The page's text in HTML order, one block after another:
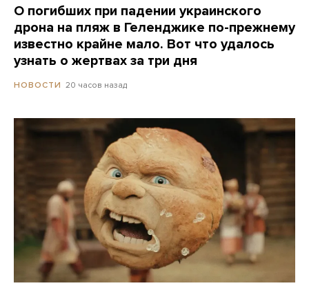
О погибших при падении украинского
дрона на пляж в Геленджике по-прежнему
известно крайне мало. Вот что удалось
узнать о жертвах за три дня
НОВОСТИ 20 часов назад